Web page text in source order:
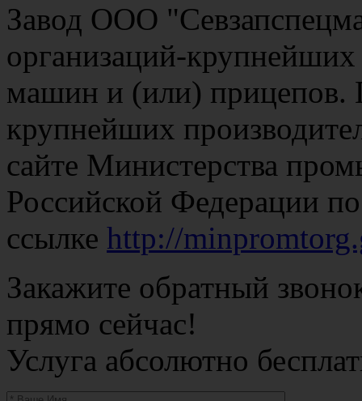
Завод ООО
организаций-
машин и (или) прицепов.
крупнейших
сайте Министерства
Российской Федерации по
ссылке http://
Закажите обратный
прямо сейчас!
Услуга абсолютно